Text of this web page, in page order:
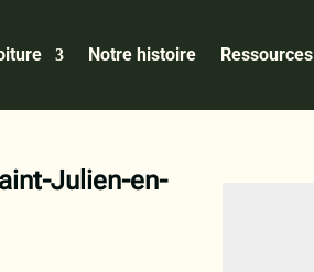
Notre histoire Ressources
Julien-en-